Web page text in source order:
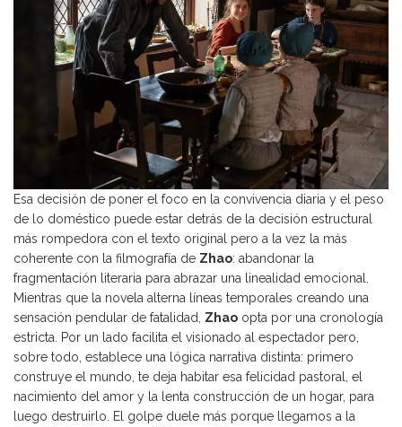
Esa decisión de poner el foco en la convivencia diaria y el peso
de lo doméstico puede estar detrás de la decisión estructural
más rompedora con el texto original pero a la vez la más
coherente con la filmografía de Zhao: abandonar la
fragmentación literaria para abrazar una linealidad emocional.
Mientras que la novela alterna líneas temporales creando una
sensación pendular de fatalidad, Zhao opta por una cronología
estricta. Por un lado facilita el visionado al espectador pero,
sobre todo, establece una lógica narrativa distinta: primero
construye el mundo, te deja habitar esa felicidad pastoral, el
nacimiento del amor y la lenta construcción de un hogar, para
luego destruirlo. El golpe duele más porque llegamos a la